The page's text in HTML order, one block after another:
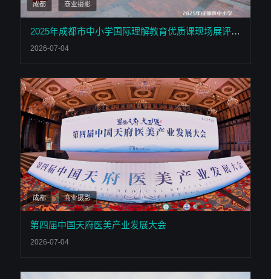
成都 商业摄影
2025年成都市中小学国际理解教育优质课现场展评活动
2026-07-04
成都 商业摄影
第四届中国天府医美产业发展大会
2026-07-04